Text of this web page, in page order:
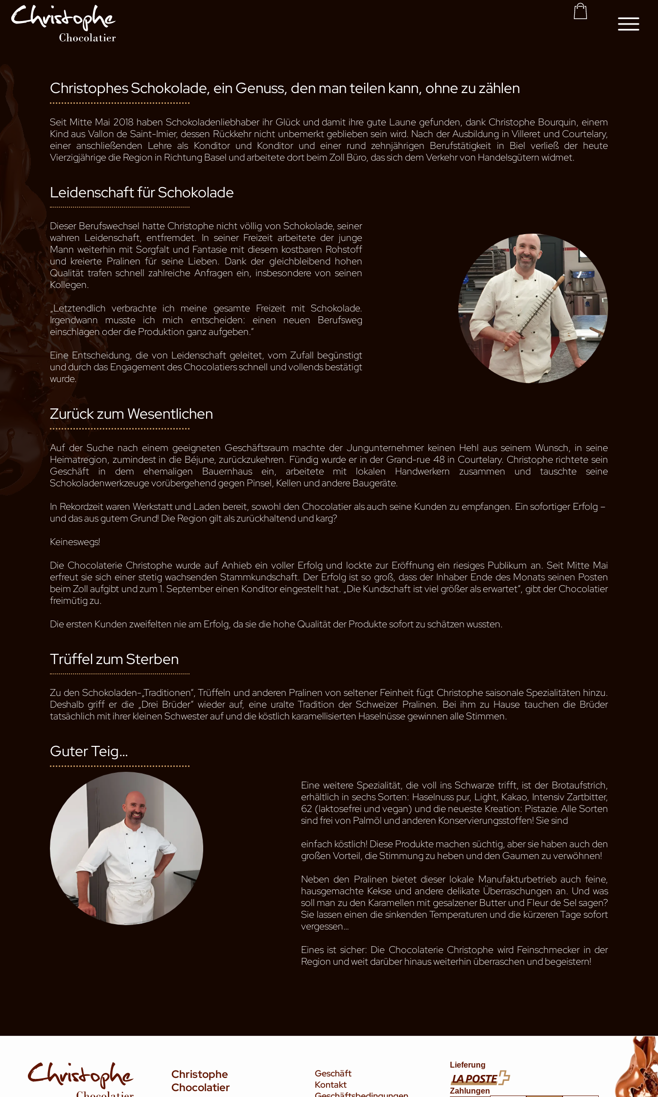
Inhalt
Korb
Christophes Schokolade, ein Genuss, den man teilen kann, ohne zu zählen
Seit Mitte Mai 2018 haben Schokoladenliebhaber ihr Glück und damit ihre gute Laune gefunden, dank Christophe Bourquin, einem
Kind aus Vallon de Saint-Imier, dessen Rückkehr nicht unbemerkt geblieben sein wird. Nach der Ausbildung in Villeret und Courtelary,
einer anschließenden Lehre als Konditor und Konditor und einer rund zehnjährigen Berufstätigkeit in Biel verließ der heute
Vierzigjährige die Region in Richtung Basel und arbeitete dort beim Zoll Büro, das sich dem Verkehr von Handelsgütern widmet.
Leidenschaft für Schokolade
Dieser Berufswechsel hatte Christophe nicht völlig von Schokolade, seiner
wahren Leidenschaft, entfremdet. In seiner Freizeit arbeitete der junge
Mann weiterhin mit Sorgfalt und Fantasie mit diesem kostbaren Rohstoff
und kreierte Pralinen für seine Lieben. Dank der gleichbleibend hohen
Qualität trafen schnell zahlreiche Anfragen ein, insbesondere von seinen
Kollegen.
„Letztendlich verbrachte ich meine gesamte Freizeit mit Schokolade.
Irgendwann musste ich mich entscheiden: einen neuen Berufsweg
einschlagen oder die Produktion ganz aufgeben.“
Eine Entscheidung, die von Leidenschaft geleitet, vom Zufall begünstigt
und durch das Engagement des Chocolatiers schnell und vollends bestätigt
wurde.
Zurück zum Wesentlichen
Auf der Suche nach einem geeigneten Geschäftsraum machte der Jungunternehmer keinen Hehl aus seinem Wunsch, in seine
Heimatregion, zumindest in die Béjune, zurückzukehren. Fündig wurde er in der Grand-rue 48 in Courtelary. Christophe richtete sein
Geschäft in dem ehemaligen Bauernhaus ein, arbeitete mit lokalen Handwerkern zusammen und tauschte seine
Schokoladenwerkzeuge vorübergehend gegen Pinsel, Kellen und andere Baugeräte.
In Rekordzeit waren Werkstatt und Laden bereit, sowohl den Chocolatier als auch seine Kunden zu empfangen. Ein sofortiger Erfolg – ​​
und das aus gutem Grund! Die Region gilt als zurückhaltend und karg?
Keineswegs!
Die Chocolaterie Christophe wurde auf Anhieb ein voller Erfolg und lockte zur Eröffnung ein riesiges Publikum an. Seit Mitte Mai
erfreut sie sich einer stetig wachsenden Stammkundschaft. Der Erfolg ist so groß, dass der Inhaber Ende des Monats seinen Posten
beim Zoll aufgibt und zum 1. September einen Konditor eingestellt hat. „Die Kundschaft ist viel größer als erwartet“, gibt der Chocolatier
freimütig zu.
Die ersten Kunden zweifelten nie am Erfolg, da sie die hohe Qualität der Produkte sofort zu schätzen wussten.
Trüffel zum Sterben
Zu den Schokoladen-„Traditionen“, Trüffeln und anderen Pralinen von seltener Feinheit fügt Christophe saisonale Spezialitäten hinzu.
Deshalb griff er die „Drei Brüder“ wieder auf, eine uralte Tradition der Schweizer Pralinen. Bei ihm zu Hause tauchen die Brüder
tatsächlich mit ihrer kleinen Schwester auf und die köstlich karamellisierten Haselnüsse gewinnen alle Stimmen.
Guter Teig…
Eine weitere Spezialität, die voll ins Schwarze trifft, ist der Brotaufstrich,
erhältlich in sechs Sorten: Haselnuss pur, Light, Kakao, Intensiv Zartbitter,
62 (laktosefrei und vegan) und die neueste Kreation: Pistazie. Alle Sorten
sind frei von Palmöl und anderen Konservierungsstoffen! Sie sind
einfach köstlich! Diese Produkte machen süchtig, aber sie haben auch den
großen Vorteil, die Stimmung zu heben und den Gaumen zu verwöhnen!
Neben den Pralinen bietet dieser lokale Manufakturbetrieb auch feine,
hausgemachte Kekse und andere delikate Überraschungen an. Und was
soll man zu den Karamellen mit gesalzener Butter und Fleur de Sel sagen?
Sie lassen einen die sinkenden Temperaturen und die kürzeren Tage sofort
vergessen…
Eines ist sicher: Die Chocolaterie Christophe wird Feinschmecker in der
Region und weit darüber hinaus weiterhin überraschen und begeistern!
Christophe
Chocolatier
Geschäft
Kontakt
Lieferung
Zahlungen